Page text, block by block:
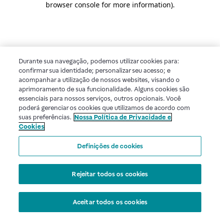
browser console for more information).
Durante sua navegação, podemos utilizar cookies para:
confirmar sua identidade; personalizar seu acesso; e
acompanhar a utilização de nossos websites, visando o
aprimoramento de sua funcionalidade. Alguns cookies são
essenciais para nossos serviços, outros opcionais. Você
poderá gerenciar os cookies que utilizamos de acordo com
suas preferências. Nossa Política de Privacidade e
Cookies
Definições de cookies
Rejeitar todos os cookies
Aceitar todos os cookies